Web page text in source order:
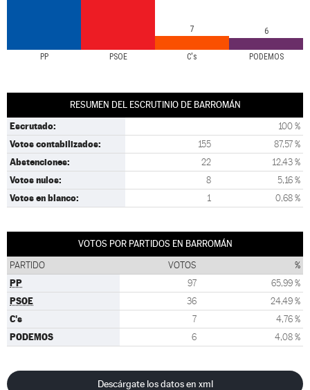
PP PSOE C's PODEMOS
7 6
RESUMEN DEL ESCRUTINIO DE BARROMÁN
Escrutado: 100 %
Votos contabilizados: 155 87,57 %
Abstenciones: 22 12,43 %
Votos nulos: 8 5,16 %
Votos en blanco: 1 0,68 %
VOTOS POR PARTIDOS EN BARROMÁN
PARTIDO VOTOS %
PP 97 65,99 %
PSOE 36 24,49 %
C's 7 4,76 %
PODEMOS 6 4,08 %
Descárgate los datos en xml